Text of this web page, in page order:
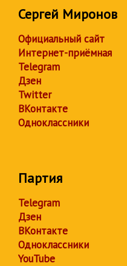
Сергей Миронов
Официальный сайт
Интернет-приёмная
Telegram
Дзен
Twitter
ВКонтакте
Одноклассники
Партия
Telegram
Дзен
ВКонтакте
Одноклассники
YouTube